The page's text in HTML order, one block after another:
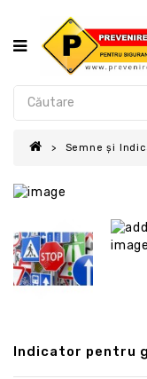
Semne și
Indicator pentru